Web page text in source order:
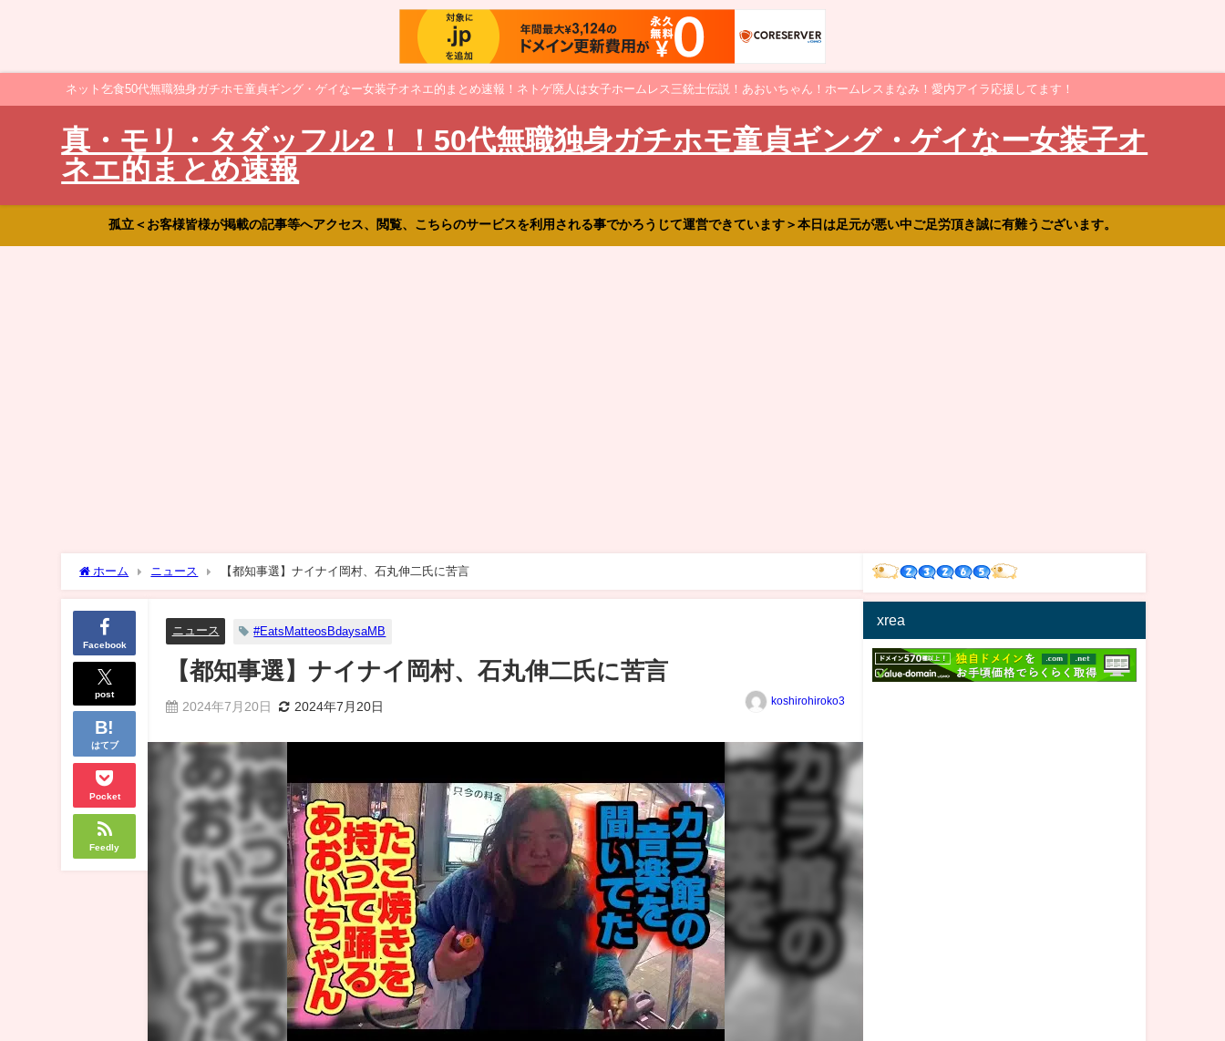
ネット乞食50代無職独身ガチホモ童貞ギング・ゲイなー女装子オネエ的まとめ速報！ネトゲ廃人は女子ホームレス三銃士伝説！あおいちゃん！ホームレスまなみ！愛内アイラ応援してます！
真・モリ・タダッフル2！！50代無職独身ガチホモ童貞ギング・ゲイなー女装子オ
ネエ的まとめ速報
孤立＜お客様皆様が掲載の記事等へアクセス、閲覧、こちらのサービスを利用される事でかろうじて運営できています＞本日は足元が悪い中ご足労頂き誠に有難うございます。
ホーム ニュース 【都知事選】ナイナイ岡村、石丸伸二氏に苦言
Facebook
post
はてブ
Pocket
Feedly
ニュース #EatsMatteosBdaysaMB
【都知事選】ナイナイ岡村、石丸伸二氏に苦言
2024年7月20日 2024年7月20日 koshirohiroko3
xrea